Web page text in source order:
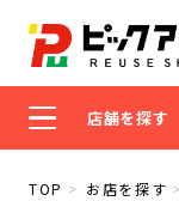
店舗を探す
TOP お店を探す